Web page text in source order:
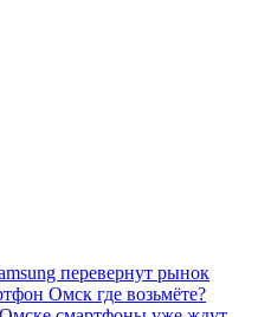
перевернут рынок
Омск где возьмёте?